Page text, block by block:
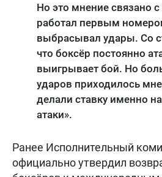
Но это мнение связано с
работал первым
выбрасывал удары. Со
что боксёр постоянно
выигрывает бой. Но
ударов приходилось
делали ставку именно
атаки».
Ранее Исполнительный
официально утвердил